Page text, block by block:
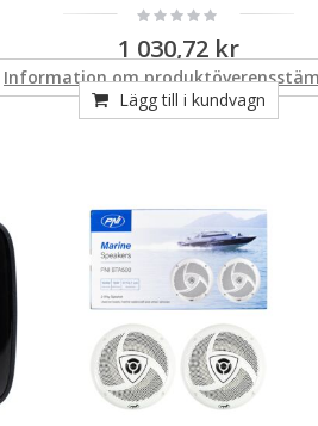
Information om
Rating:
0%
1 030,72 kr
Lägg till i kundvagn